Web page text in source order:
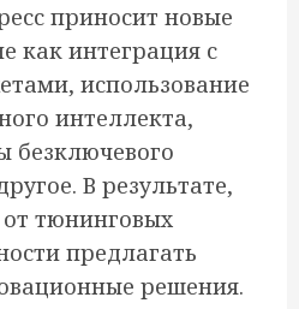
приносит новые
как интеграция с
использование
интеллекта,
безключевого
В результате,
тюнинговых
предлагать
решения.